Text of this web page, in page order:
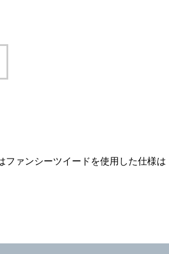
ファンシーツイードを使用した仕様は